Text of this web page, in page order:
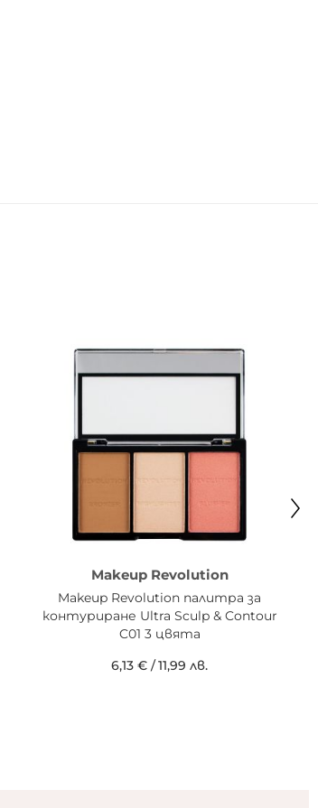
Makeup Revolution
Makeup Revolution палитра за
контуриране Ultra Sculp & Contour
C01 3 цвята
6,13 € /11,99 лв.